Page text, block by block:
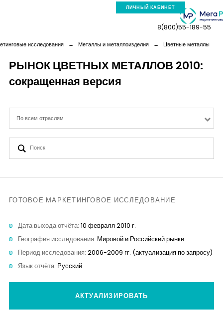
ЛИЧНЫЙ КАБИНЕТ
Компания
Услуги
Новая реальность
Аналитика
Контакты
8(800)55-189-55
исследования ← Металлы и металлоизделия ← Цветные металлы
РЫНОК ЦВЕТНЫХ МЕТАЛЛОВ 2010:
сокращенная версия
По всем отраслям
ГОТОВОЕ МАРКЕТИНГОВОЕ ИССЛЕДОВАНИЕ
Дата выхода отчёта: 10 февраля 2010 г.
География исследования: Мировой и Российский рынки
Период исследования: 2006-2009 гг. (актуализация по запросу)
Язык отчёта: Русский
АКТУАЛИЗИРОВАТЬ